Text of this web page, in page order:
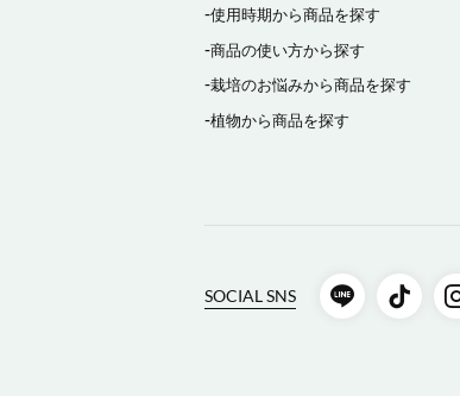
使用時期から商品を探す
商品の使い方から探す
栽培のお悩みから商品を探す
植物から商品を探す
SOCIAL SNS